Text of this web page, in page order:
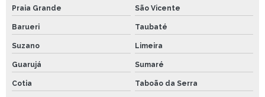
Praia Grande São Vicente
Barueri Taubaté
Suzano Limeira
Guarujá Sumaré
Cotia Taboão da Serra